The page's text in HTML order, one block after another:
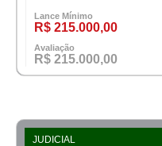
Lance Mínimo
R$ 215.000,00
Avaliação
R$ 215.000,00
JUDICIAL